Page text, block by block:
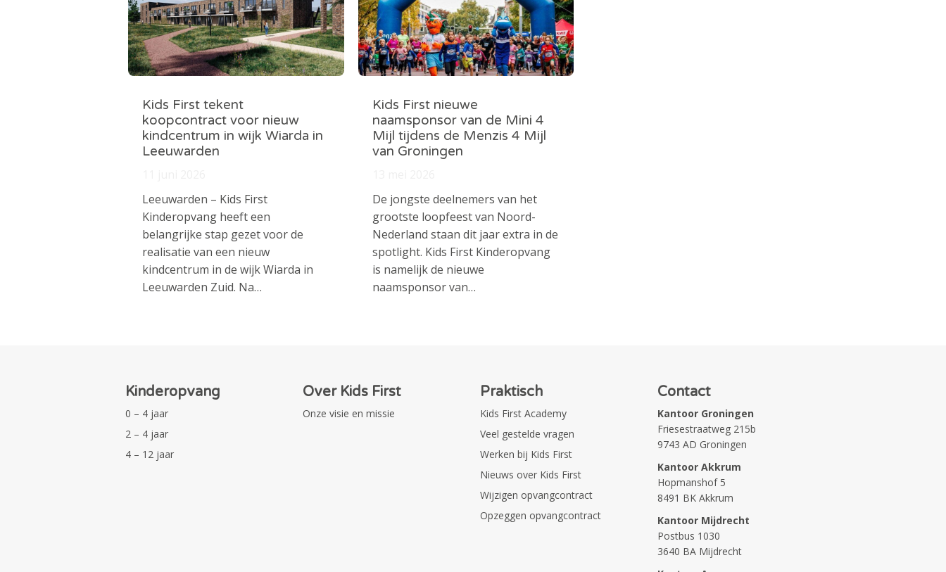
Kids First tekent
koopcontract voor nieuw
kindcentrum in wijk Wiarda in
Leeuwarden
Leeuwarden – Kids First
Kinderopvang heeft een
belangrijke stap gezet voor de
realisatie van een nieuw
kindcentrum in de wijk Wiarda in
Leeuwarden Zuid. Na…
Kids First nieuwe
naamsponsor van de Mini 4
Mijl tijdens de Menzis 4 Mijl
van Groningen
De jongste deelnemers van het
grootste loopfeest van Noord-
Nederland staan dit jaar extra in de
spotlight. Kids First Kinderopvang
is namelijk de nieuwe
naamsponsor van…
Kinderopvang
0 – 4 jaar
2 – 4 jaar
4 – 12 jaar
Over Kids First
Onze visie en missie
Praktisch
Kids First Academy
Veel gestelde vragen
Werken bij Kids First
Nieuws over Kids First
Wijzigen opvangcontract
Opzeggen opvangcontract
Contact
Kantoor Groningen
Friesestraatweg 215b
9743 AD Groningen
Kantoor Akkrum
Hopmanshof 5
8491 BK Akkrum
Kantoor Mijdrecht
Postbus 1030
3640 BA Mijdrecht